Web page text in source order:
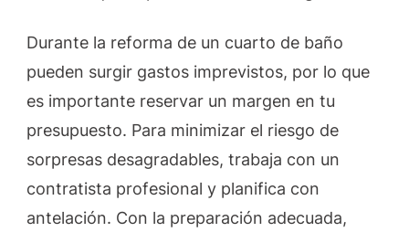
Durante la reforma de un cuarto de baño
pueden surgir gastos imprevistos, por lo que
es importante reservar un margen en tu
presupuesto. Para minimizar el riesgo de
sorpresas desagradables, trabaja con un
contratista profesional y planifica con
antelación. Con la preparación adecuada,